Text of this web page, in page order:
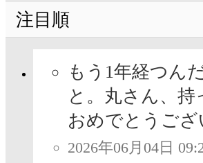
注目順
もう1年経つん
と。丸さん、持
おめでとうござ
2026年06月04日